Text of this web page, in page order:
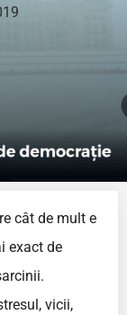
cât de mult e
exact de
vicii,